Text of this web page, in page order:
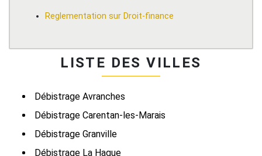
Reglementation sur Droit-finance
LISTE DES VILLES
Débistrage Avranches
Débistrage Carentan-les-Marais
Débistrage Granville
Débistrage La Hague